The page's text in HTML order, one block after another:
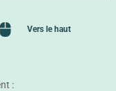
Vers le haut
: